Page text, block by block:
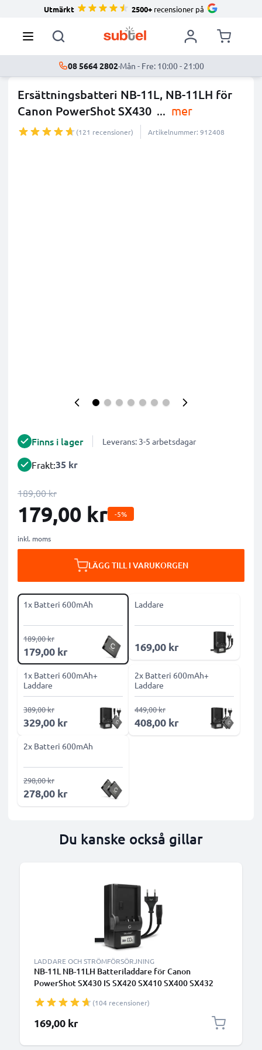
Utmärkt 2500+ recensioner på
08 5664 2802·Mån - Fre: 10:00 - 21:00
Ersättningsbatteri NB-11L, NB-11LH för
Canon PowerShot SX430 ... mer
(121 recensioner) Artikelnummer: 912408
Finns i lager Leverans: 3-5 arbetsdagar
Frakt:35 kr
189,00 kr
179,00 kr -5%
inkl. moms
LÄGG TILL I VARUKORGEN
1x Batteri 600mAh
179,00 kr
189,00 kr
Laddare
169,00 kr
1x Batteri 600mAh+
Laddare
329,00 kr
389,00 kr
2x Batteri 600mAh+
Laddare
408,00 kr
449,00 kr
2x Batteri 600mAh
278,00 kr
298,00 kr
Du kanske också gillar
LADDARE OCH STRÖMFÖRSÖRJNING
NB-11L NB-11LH Batteriladdare för Canon
PowerShot SX430 IS SX420 SX410 SX400 SX432
från CELLONIC (104 recensioner)
169,00 kr